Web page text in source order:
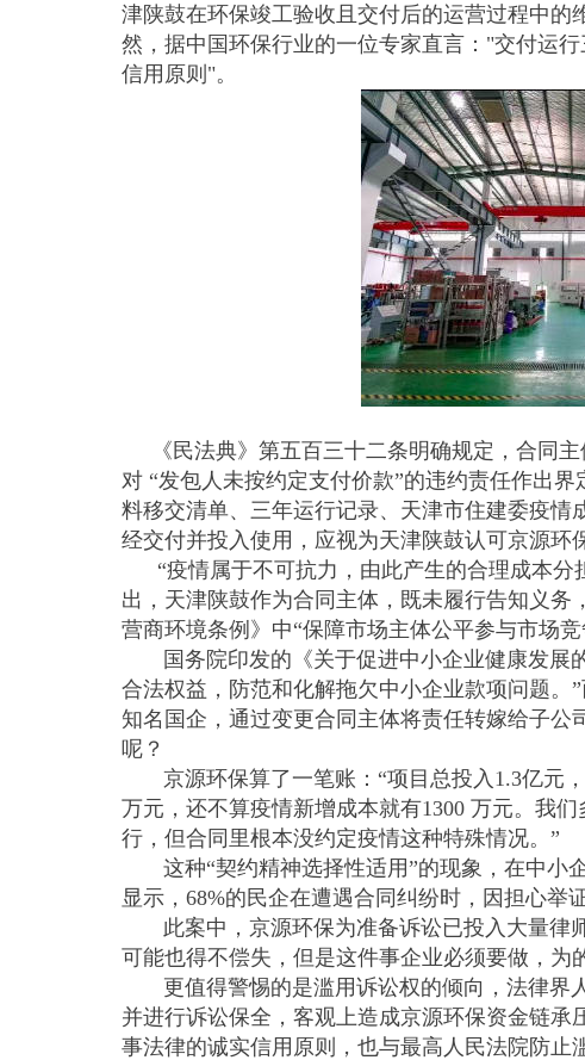
津陕鼓在环保竣工验收且交付后的运营过程中
然，据中国环保行业的一位专家直言："交付运
信用原则"。
《民法典》第五百三十二条明确规定，合同主
对 “发包人未按约定支付价款”的违约责任作出
料移交清单、三年运行记录、天津市住建委疫
经交付并投入使用，应视为天津陕鼓认可京源环
“疫情属于不可抗力，由此产生的合理成本分
出，天津陕鼓作为合同主体，既未履行告知义
营商环境条例》中“保障市场主体公平参与市场竞
国务院印发的《关于促进中小企业健康发展
合法权益，防范和化解拖欠中小企业款项问题。
知名国企，通过变更合同主体将责任转嫁给子
呢？
京源环保算了一笔账：“项目总投入1.3亿元，
万元，还不算疫情新增成本就有1300 万元。我
行，但合同里根本没约定疫情这种特殊情况。”
这种“契约精神选择性适用”的现象，在中小
显示，68%的民企在遭遇合同纠纷时，因担心举
此案中，京源环保为准备诉讼已投入大量律
可能也得不偿失，但是这件事企业必须要做，为
更值得警惕的是滥用诉讼权的倾向，法律界
并进行诉讼保全，客观上造成京源环保资金链承
事法律的诚实信用原则，也与最高人民法院防止